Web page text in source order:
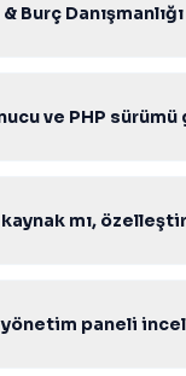
Burç
ve PHP
kaynak mı,
yönetim paneli